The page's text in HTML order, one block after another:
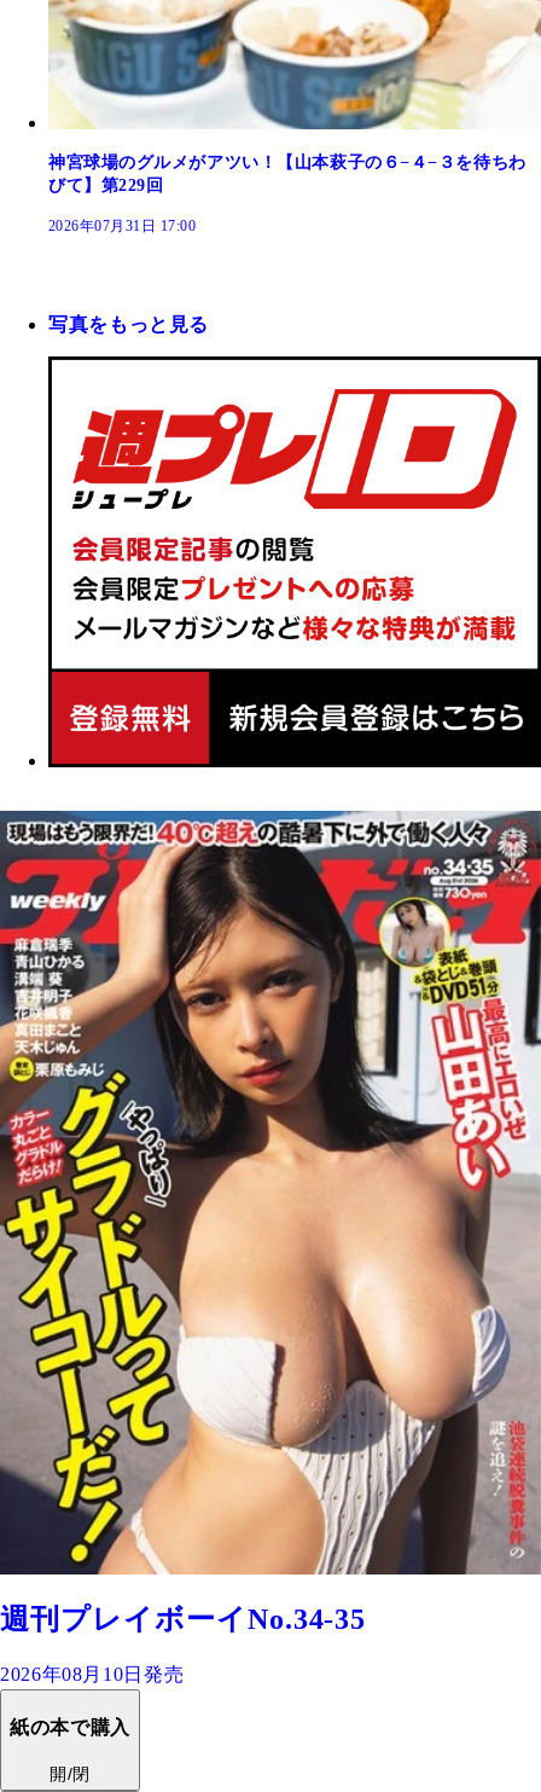
神宮球場のグルメがアツい！【山本萩子の６−４−３を待ちわ
びて】第229回
2026年07月31日 17:00
写真をもっと見る
週刊プレイボーイNo.34-35
2026年08月10日発売
紙の本で購入
開/閉